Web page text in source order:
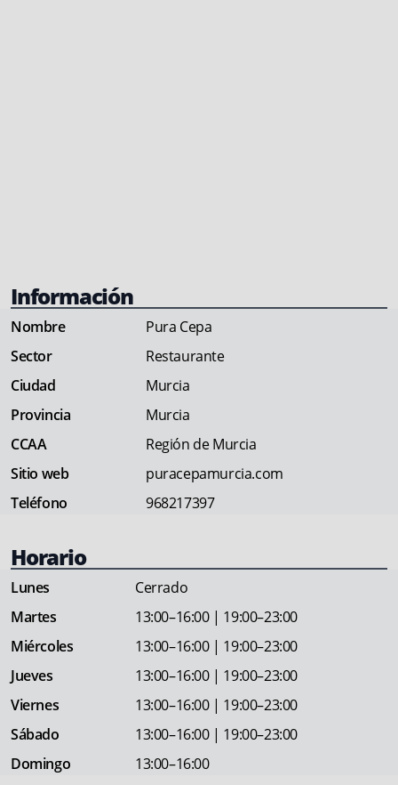
Información
Nombre
Pura Cepa
Sector
Restaurante
Ciudad
Murcia
Provincia
Murcia
CCAA
Región de Murcia
Sitio web
puracepamurcia.com
Teléfono
968217397
Horario
Lunes
Cerrado
Martes
13:00–16:00 | 19:00–23:00
Miércoles
13:00–16:00 | 19:00–23:00
Jueves
13:00–16:00 | 19:00–23:00
Viernes
13:00–16:00 | 19:00–23:00
Sábado
13:00–16:00 | 19:00–23:00
Domingo
13:00–16:00